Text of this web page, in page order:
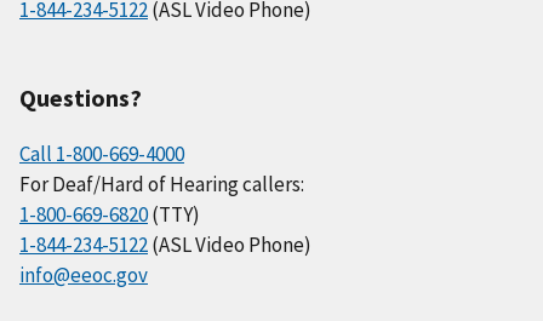
1-844-234-5122(ASL Video Phone)
Questions?
Call 1-800-669-4000
For Deaf/Hard of Hearing callers:
1-800-669-6820(TTY)
1-844-234-5122(ASL Video Phone)
info@eeoc.gov